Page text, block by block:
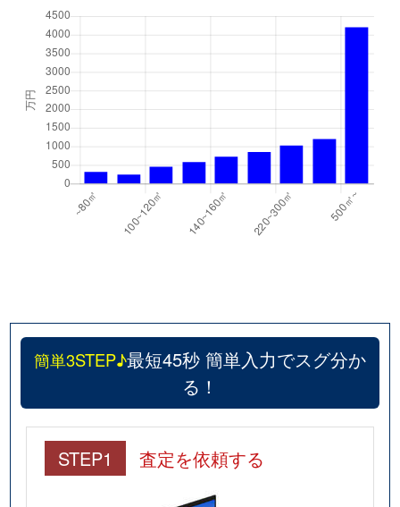
簡単3STEP♪最短45秒 簡単入力でスグ分か
る！
STEP1 査定を依頼する